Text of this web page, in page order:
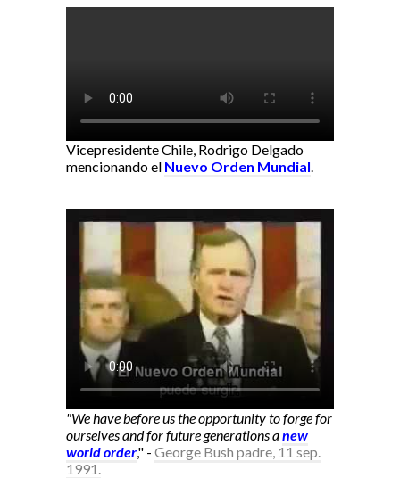
Vicepresidente Chile, Rodrigo Delgado
mencionando el Nuevo Orden Mundial
"We have before us the opportunity to forge for
ourselves and for future generations anew
world order," - George Bush padre, 11 sep.
1991.